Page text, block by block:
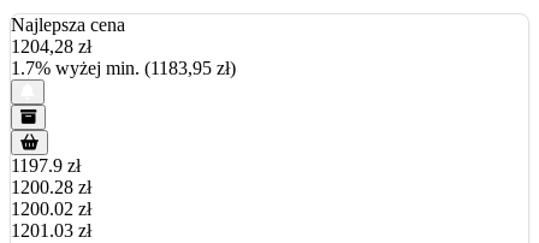
Najlepsza cena
1204,28 zł
1.7% wyżej min. (1183,95 zł)
1197.9 zł
1200.28 zł
1200.02 zł
1201.03 zł